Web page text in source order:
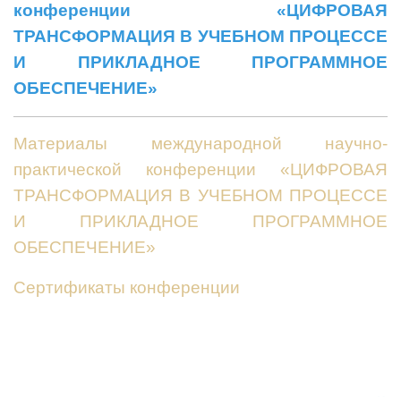
конференции «ЦИФРОВАЯ
ТРАНСФОРМАЦИЯ В УЧЕБНОМ ПРОЦЕССЕ
И ПРИКЛАДНОЕ ПРОГРАММНОЕ
ОБЕСПЕЧЕНИЕ»
Материалы международной научно-
практической конференции «ЦИФРОВАЯ
ТРАНСФОРМАЦИЯ В УЧЕБНОМ ПРОЦЕССЕ
И ПРИКЛАДНОЕ ПРОГРАММНОЕ
ОБЕСПЕЧЕНИЕ»
Сертификаты конференции